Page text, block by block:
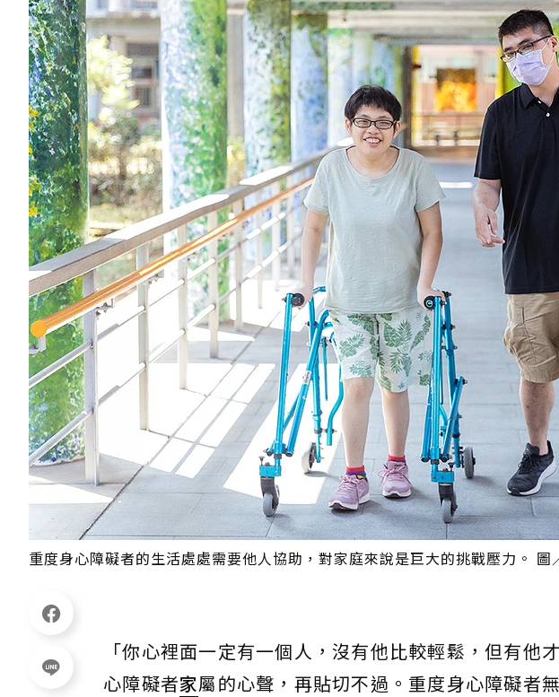
重度身心障礙者的生活處處需要他人協助，對家庭來說是巨大的挑戰壓力。 圖
「你心裡面一定有一個人，沒有他比較輕鬆，但有他
心障礙者家屬的心聲，再貼切不過。重度身心障礙者